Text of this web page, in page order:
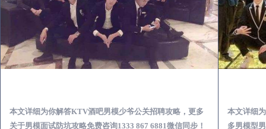
本文详细为你解答KTV酒吧男模少爷公关招聘攻略，更多
关于男模面试防坑攻略免费咨询1333 867 6881微信同步！
本文详细
多男模型